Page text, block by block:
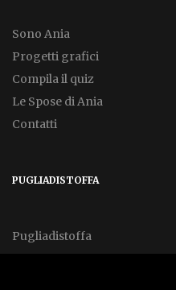
Sono Ania
Progetti grafici
Compila il quiz
Le Spose di Ania
Contatti
PUGLIADISTOFFA
Pugliadistoffa